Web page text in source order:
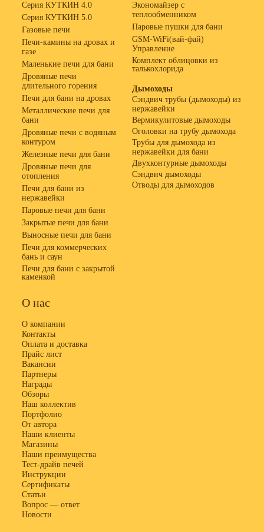
Серия КУТКИН 4.0
Серия КУТКИН 5.0
Газовые печи
Печи-камины на дровах и
газе
Маленькие печи для бани
Дровяные печи
длительного горения
Печи для бани на дровах
Металлические печи для
бани
Дровяные печи с водяным
контуром
Железные печи для бани
Дровяные печи для
отопления
Печи для бани из
нержавейки
Паровые печи для бани
Закрытые печи для бани
Выносные печи для бани
Печи для коммерческих
бань и саун
Печи для бани с закрытой
каменкой
Экономайзер с
теплообменником
Паровые пушки для бани
GSM-WiFi(вай-фай)
Управление
Комплект облицовки из
талькохлорида
Дымоходы
Сэндвич трубы (дымоходы) из
нержавейки
Вермикулитовые дымоходы
Оголовки на трубу дымохода
Трубы для дымохода из
нержавейки для бани
Двухконтурные дымоходы
Сэндвич дымоходы
Отводы для дымоходов
О нас
О компании
Контакты
Оплата и доставка
Прайс лист
Вакансии
Партнеры
Награды
Обзоры
Наш коллектив
Портфолио
От автора
Наши клиенты
Магазины
Наши преимущества
Тест-драйв печей
Инструкции
Сертификаты
Статьи
Вопрос — ответ
Новости